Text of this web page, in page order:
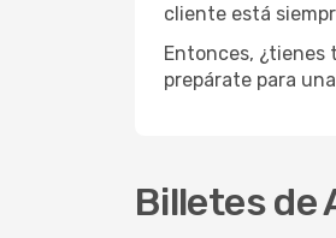
cliente está
Entonces, ¿tienes
prepárate para
Billetes de